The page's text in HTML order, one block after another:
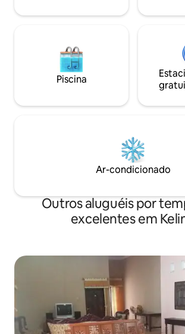
Piscina
Ar-condicionado
Outros aluguéis por
excelentes em